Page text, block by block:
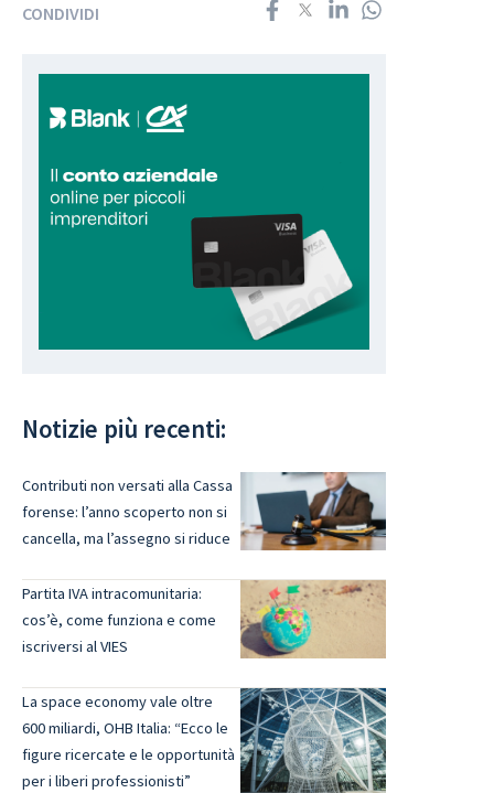
CONDIVIDI
Notizie più recenti:
Contributi non versati alla Cassa
forense: l’anno scoperto non si
cancella, ma l’assegno si riduce
Partita IVA intracomunitaria:
cos’è, come funziona e come
iscriversi al VIES
La space economy vale oltre
600 miliardi, OHB Italia: “Ecco le
figure ricercate e le opportunità
per i liberi professionisti”